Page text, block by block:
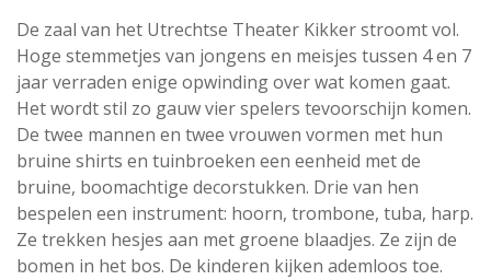
De zaal van het Utrechtse Theater Kikker stroomt vol.
Hoge stemmetjes van jongens en meisjes tussen 4 en 7
jaar verraden enige opwinding over wat komen gaat.
Het wordt stil zo gauw vier spelers tevoorschijn komen.
De twee mannen en twee vrouwen vormen met hun
bruine shirts en tuinbroeken een eenheid met de
bruine, boomachtige decorstukken. Drie van hen
bespelen een instrument: hoorn, trombone, tuba, harp.
Ze trekken hesjes aan met groene blaadjes. Ze zijn de
bomen in het bos. De kinderen kijken ademloos toe.